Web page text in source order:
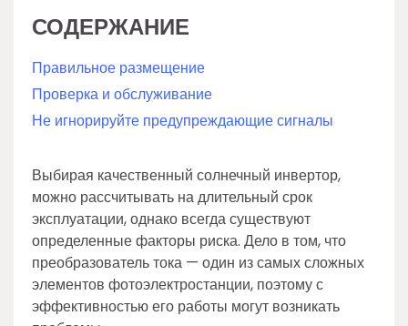
СОДЕРЖАНИЕ
Правильное размещение
Проверка и обслуживание
Не игнорируйте предупреждающие сигналы
Выбирая качественный солнечный инвертор,
можно рассчитывать на длительный срок
эксплуатации, однако всегда существуют
определенные факторы риска. Дело в том, что
преобразователь тока — один из самых сложных
элементов фотоэлектростанции, поэтому с
эффективностью его работы могут возникать